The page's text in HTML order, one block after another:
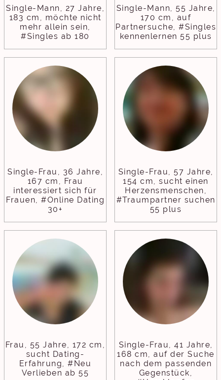
Single-Mann, 27 Jahre,
183 cm, möchte nicht
mehr allein sein,
#Singles ab 180
Single-Mann, 55 Jahre,
170 cm, auf
Partnersuche, #Singles
kennenlernen 55 plus
Single-Frau, 36 Jahre,
167 cm, Frau
interessiert sich für
Frauen, #Online Dating
30+
Single-Frau, 57 Jahre,
154 cm, sucht einen
Herzensmenschen,
#Traumpartner suchen
55 plus
Frau, 55 Jahre, 172 cm,
sucht Dating-
Erfahrung, #Neu
Verlieben ab 55
Single-Frau, 41 Jahre,
168 cm, auf der Suche
nach dem passenden
Gegenstück,